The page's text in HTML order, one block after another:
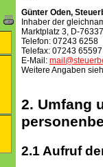
Günter Oden,
Inhaber der
Marktplatz 3, D-
Telefon: 07243 6258
Telefax: 07243 65597
E-Mail:
Weitere Angaben
2. Umfang
2.1 Aufruf